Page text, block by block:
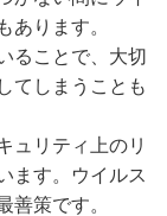
あります。
ることで、大切
てしまうことも
ュリティ上のリ
ます。ウイルス
善策です。